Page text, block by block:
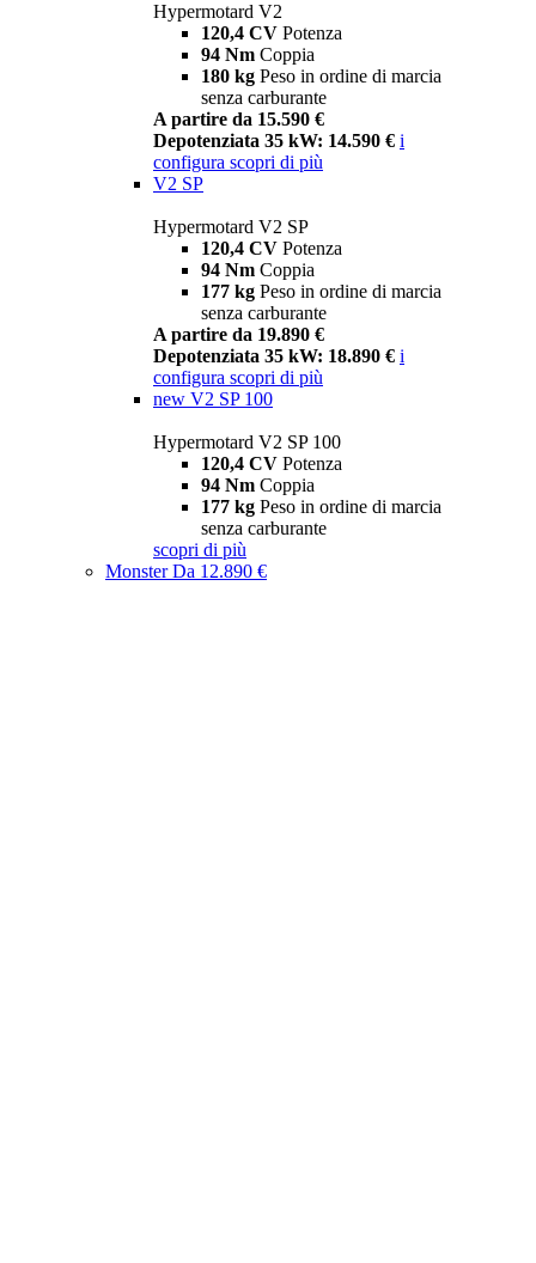
Hypermotard V2
120,4 CV Potenza
94 Nm Coppia
180 kg Peso in ordine di marcia
senza carburante
A partire da 15.590 €
Depotenziata 35 kW: 14.590 € i
configura scopri di più
V2 SP
Hypermotard V2 SP
120,4 CV Potenza
94 Nm Coppia
177 kg Peso in ordine di marcia
senza carburante
A partire da 19.890 €
Depotenziata 35 kW: 18.890 € i
configura scopri di più
new V2 SP 100
Hypermotard V2 SP 100
120,4 CV Potenza
94 Nm Coppia
177 kg Peso in ordine di marcia
senza carburante
scopri di più
MonsterDa 12.890 €